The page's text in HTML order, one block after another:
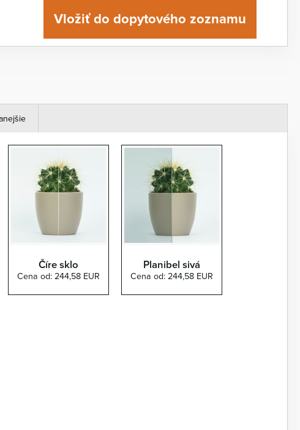
Vložiť do dopytového zoznamu
Číre sklo
Cena od: 244,58 EUR
Planibel sivá
Cena od: 244,58 EUR